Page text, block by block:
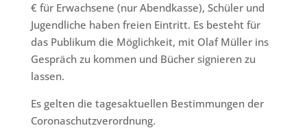
€ für Erwachsene (nur Abendkasse), Schüler und
Jugendliche haben freien Eintritt. Es besteht für
das Publikum die Möglichkeit, mit Olaf Müller ins
Gespräch zu kommen und Bücher signieren zu
lassen.
Es gelten die tagesaktuellen Bestimmungen der
Coronaschutzverordnung.